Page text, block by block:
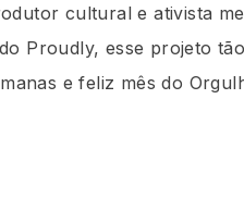
cultural e ativista
Proudly, esse projeto
e feliz mês do